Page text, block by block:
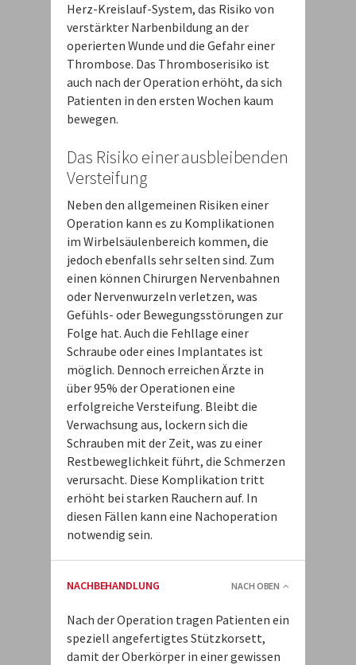
Herz-Kreislauf-System, das Risiko von
verstärkter Narbenbildung an der
operierten Wunde und die Gefahr einer
Thrombose. Das Thromboserisiko ist
auch nach der Operation erhöht, da sich
Patienten in den ersten Wochen kaum
bewegen.
Das Risiko einer ausbleibenden
Versteifung
Neben den allgemeinen Risiken einer
Operation kann es zu Komplikationen
im Wirbelsäulenbereich kommen, die
jedoch ebenfalls sehr selten sind. Zum
einen können Chirurgen Nervenbahnen
oder Nervenwurzeln verletzen, was
Gefühls- oder Bewegungsstörungen zur
Folge hat. Auch die Fehllage einer
Schraube oder eines Implantates ist
möglich. Dennoch erreichen Ärzte in
über 95% der Operationen eine
erfolgreiche Versteifung. Bleibt die
Verwachsung aus, lockern sich die
Schrauben mit der Zeit, was zu einer
Restbeweglichkeit führt, die Schmerzen
verursacht. Diese Komplikation tritt
erhöht bei starken Rauchern auf. In
diesen Fällen kann eine Nachoperation
notwendig sein.
NACHBEHANDLUNG NACH OBEN
Nach der Operation tragen Patienten ein
speziell angefertigtes Stützkorsett,
damit der Oberkörper in einer gewissen